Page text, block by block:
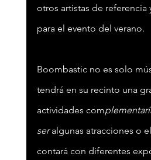
otros artistas de referencia
para el evento del verano.
Boombastic no es solo
tendrá en su recinto una
actividades com
ser algunas atracciones o
contará con diferentes